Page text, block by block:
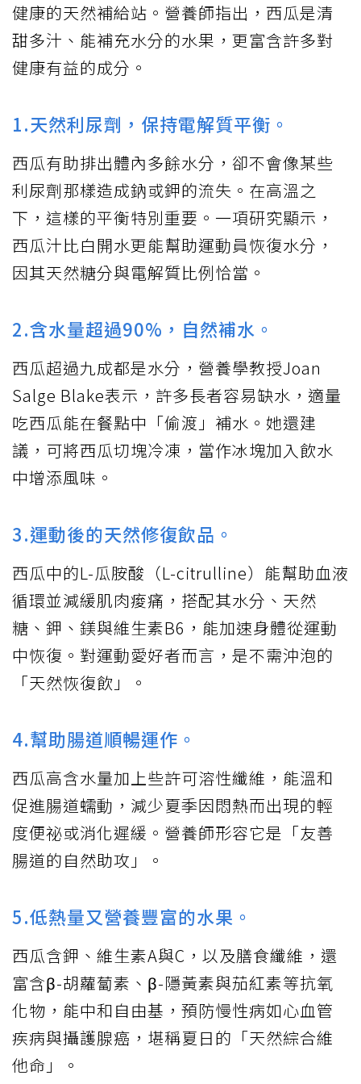
健康的天然補給站。營養師指出，西瓜是清
甜多汁、能補充水分的水果，更富含許多對
健康有益的成分。
1.天然利尿劑，保持電解質平衡。
西瓜有助排出體內多餘水分，卻不會像某些
利尿劑那樣造成鈉或鉀的流失。在高溫之
下，這樣的平衡特別重要。一項研究顯示，
西瓜汁比白開水更能幫助運動員恢復水分，
因其天然糖分與電解質比例恰當。
2.含水量超過90%，自然補水。
西瓜超過九成都是水分，營養學教授Joan
Salge Blake表示，許多長者容易缺水，適量
吃西瓜能在餐點中「偷渡」補水。她還建
議，可將西瓜切塊冷凍，當作冰塊加入飲水
中增添風味。
3.運動後的天然修復飲品。
西瓜中的L-瓜胺酸（L-citrulline）能幫助血液
循環並減緩肌肉痠痛，搭配其水分、天然
糖、鉀、鎂與維生素B6，能加速身體從運動
中恢復。對運動愛好者而言，是不需沖泡的
「天然恢復飲」。
4.幫助腸道順暢運作。
西瓜高含水量加上些許可溶性纖維，能溫和
促進腸道蠕動，減少夏季因悶熱而出現的輕
度便祕或消化遲緩。營養師形容它是「友善
腸道的自然助攻」。
5.低熱量又營養豐富的水果。
西瓜含鉀、維生素A與C，以及膳食纖維，還
富含β-胡蘿蔔素、β-隱黃素與茄紅素等抗氧
化物，能中和自由基，預防慢性病如心血管
疾病與攝護腺癌，堪稱夏日的「天然綜合維
他命」。